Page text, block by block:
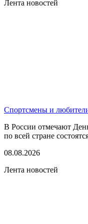
Лента новостей
Спортсмены и
В России отмечают
по всей стране
08.08.2026
Лента новостей